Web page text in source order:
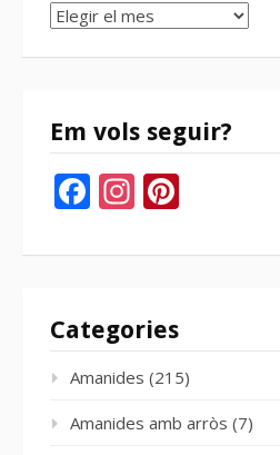
Arxius
bloc
Em vols seguir?
Facebook
Instagram
Categories
Amanides (215)
Amanides amb arròs (7)